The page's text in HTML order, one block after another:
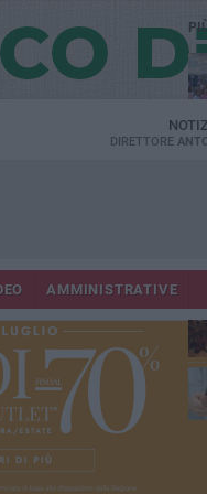
DIRETTORE
AMMINISTRATIVE